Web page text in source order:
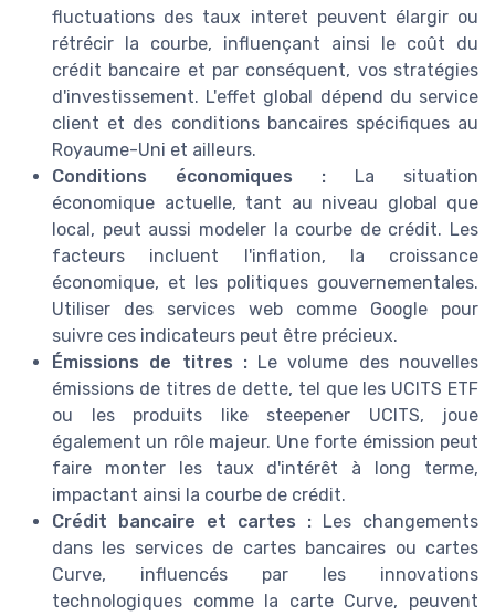
fluctuations des taux interet peuvent élargir ou
rétrécir la courbe, influençant ainsi le coût du
crédit bancaire et par conséquent, vos stratégies
d'investissement. L'effet global dépend du service
client et des conditions bancaires spécifiques au
Royaume-Uni et ailleurs.
Conditions économiques : La situation
économique actuelle, tant au niveau global que
local, peut aussi modeler la courbe de crédit. Les
facteurs incluent l'inflation, la croissance
économique, et les politiques gouvernementales.
Utiliser des services web comme Google pour
suivre ces indicateurs peut être précieux.
Émissions de titres :Le volume des nouvelles
émissions de titres de dette, tel que les UCITS ETF
ou les produits like steepener UCITS, joue
également un rôle majeur. Une forte émission peut
faire monter les taux d'intérêt à long terme,
impactant ainsi la courbe de crédit.
Crédit bancaire et cartes : Les changements
dans les services de cartes bancaires ou cartes
Curve, influencés par les innovations
technologiques comme la carte Curve, peuvent